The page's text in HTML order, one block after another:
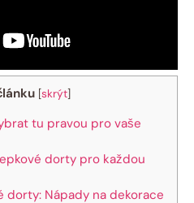
[skrýt]
tu pravou pro vaše
dorty pro každou
dorty: Nápady na dekorace